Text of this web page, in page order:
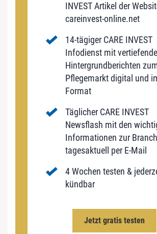
INVEST Artikel der
careinvest-online.net
14-tägiger CARE INVEST
Infodienst mit
Hintergrundberichten
Pflegemarkt digital und
Format
Täglicher CARE INVEST
Newsflash mit den
Informationen zur
tagesaktuell per E-Mail
4 Wochen testen &
kündbar
Jetzt gratis testen